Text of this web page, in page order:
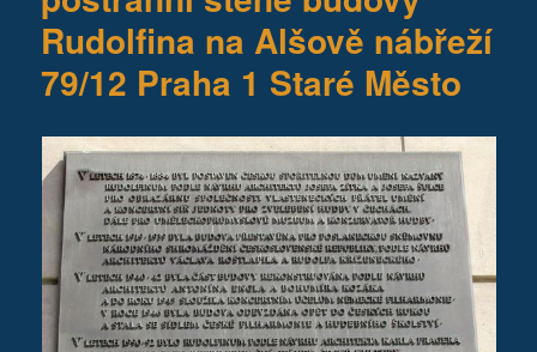
Rudolfina na Alšově nábřeží
79/12 Praha 1 Staré Město